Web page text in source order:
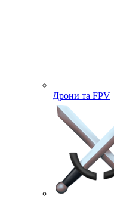
Дрони та FPV